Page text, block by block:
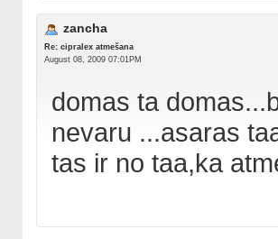
zancha
Re: cipralex atmešana
August 08, 2009 07:01PM
domas ta
nevaru ...asaras
tas ir no taa,ka